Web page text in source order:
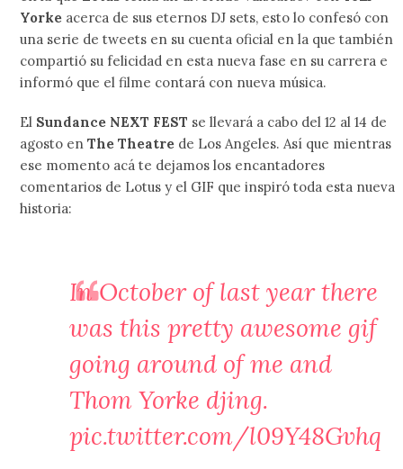
Yorke acerca de sus eternos DJ sets, esto lo confesó con
una serie de tweets en su cuenta oficial en la que también
compartió su felicidad en esta nueva fase en su carrera e
informó que el filme contará con nueva música.
El Sundance NEXT FEST se llevará a cabo del 12 al 14 de
agosto enThe Theatre de Los Angeles. Así que mientras
ese momento acá te dejamos los encantadores
comentarios de Lotus y el GIF que inspiró toda esta nueva
historia:
In October of last year there
was this pretty awesome gif
going around of me and
Thom Yorke djing.
pic.twitter.com/l09Y48Gvhq